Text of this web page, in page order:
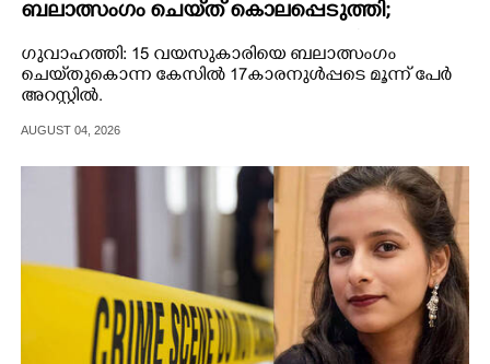
ബലാത്സംഗം ചെയ്‌ത് കൊലപ്പെടുത്തി;
17കാരനുൾപ്പടെ മൂന്നുപേർ അറസ്റ്റിൽ
ഗുവാഹത്തി: 15 വയസുകാരിയെ ബലാത്സംഗം
ചെയ്‌തുകൊന്ന കേസിൽ 17കാരനുൾപ്പടെ മൂന്ന് പേർ
അറസ്റ്റിൽ.
AUGUST 04, 2026